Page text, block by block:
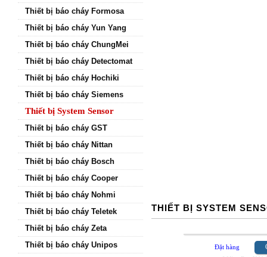
Thiết bị báo cháy Formosa
Thiết bị báo cháy Yun Yang
Thiết bị báo cháy ChungMei
Thiết bị báo cháy Detectomat
Thiết bị báo cháy Hochiki
Thiết bị báo cháy Siemens
Thiết bị System Sensor
Thiết bị báo cháy GST
Thiết bị báo cháy Nittan
Thiết bị báo cháy Bosch
Thiết bị báo cháy Cooper
Thiết bị báo cháy Nohmi
Thiết bị báo cháy Teletek
Thiết bị báo cháy Zeta
Thiết bị báo cháy Unipos
THIẾT BỊ SYSTEM
Đặt hàng